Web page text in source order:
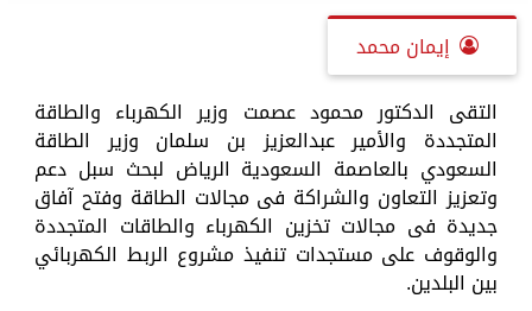
إيمان محمد
التقى الدكتور محمود عصمت وزير الكهرباء والطاقة
المتجددة والأمير عبدالعزيز بن سلمان وزير الطاقة
السعودي بالعاصمة السعودية الرياض لبحث سبل دعم
وتعزيز التعاون والشراكة فى مجالات الطاقة وفتح آفاق
جديدة فى مجالات تخزين الكهرباء والطاقات المتجددة
والوقوف على مستجدات تنفيذ مشروع الربط الكهربائي
بين البلدين.